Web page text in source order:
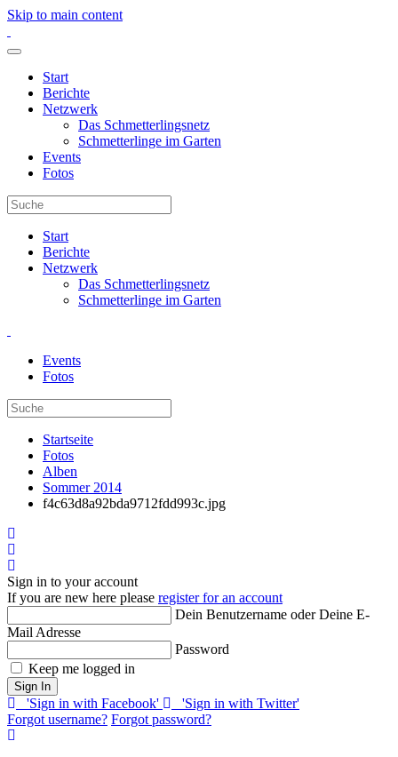
Skip to main content
Start
Berichte
Netzwerk
Das Schmetterlingsnetz
Schmetterlinge im Garten
Events
Fotos
Start
Berichte
Netzwerk
Das Schmetterlingsnetz
Schmetterlinge im Garten
Events
Fotos
Startseite
Fotos
Alben
Sommer 2014
f4c63d8a92bda9712fdd993c.jpg
Sign in to your account
If you are new here please register for an account
Dein Benutzername oder Deine E-
Mail Adresse
Password
Keep me logged in
Sign In
'Sign in with Facebook'
'Sign in with Twitter'
Forgot username? Forgot password?